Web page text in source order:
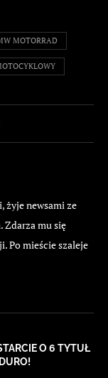
MOTORRAD
żyje newsami ze
Zdarza mu się
Po mieście szaleje
O 6 TYTUŁ